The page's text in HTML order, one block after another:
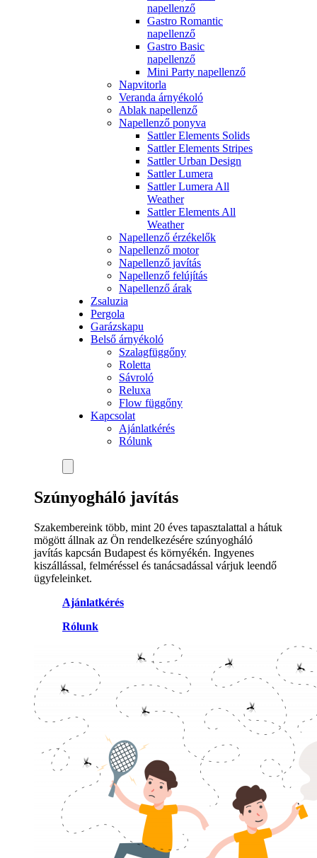
napellenző
Gastro Romantic
napellenző
Gastro Basic
napellenző
Mini Party napellenző
Napvitorla
Veranda árnyékoló
Ablak napellenző
Napellenző ponyva
Sattler Elements Solids
Sattler Elements Stripes
Sattler Urban Design
Sattler Lumera
Sattler Lumera All
Weather
Sattler Elements All
Weather
Napellenző érzékelők
Napellenző motor
Napellenző javítás
Napellenző felújítás
Napellenző árak
Zsaluzia
Pergola
Garázskapu
Belső árnyékoló
Szalagfüggőny
Roletta
Sávroló
Reluxa
Flow függőny
Kapcsolat
Ajánlatkérés
Rólunk
Szúnyogháló javítás
Szakembereink több, mint 20 éves tapasztalattal a hátuk
mögött állnak az Ön rendelkezésére szúnyogháló
javítás kapcsán Budapest és környékén. Ingyenes
kiszállással, felméréssel és tanácsadással várjuk leendő
ügyfeleinket.
Ajánlatkérés
Rólunk